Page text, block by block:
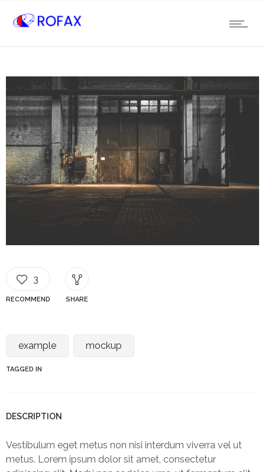
3
RECOMMEND SHARE
example mockup
TAGGED IN
DESCRIPTION
Vestibulum eget metus non nisi interdum viverra vel ut
metus. Lorem ipsum dolor sit amet, consectetur